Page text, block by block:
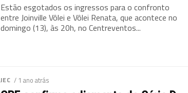
Estão esgotados os ingressos para o confronto
entre Joinville Vôlei e Vôlei Renata, que acontece no
domingo (13), às 20h, no Centreventos...
JEC / 1 ano atrás